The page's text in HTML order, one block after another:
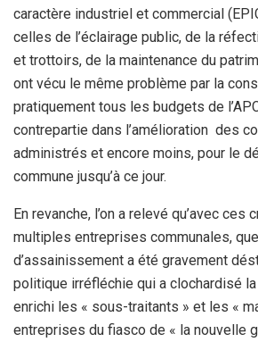
caractère industriel et commercial
celles de l’éclairage public, de la
et trottoirs, de la maintenance du
ont vécu le même problème par la
pratiquement tous les budgets de
contrepartie dans l’amélioration des
administrés et encore moins, pour le
commune jusqu’à ce jour.
En revanche, l’on a relevé qu’avec ces
multiples entreprises communales,
d’assainissement a été gravement
politique irréfléchie qui a clochardisé
enrichi les « sous-traitants » et les «
entreprises du fiasco de « la nouvelle